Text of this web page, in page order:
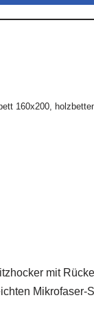
160x200,
mit
Mikrofaser-